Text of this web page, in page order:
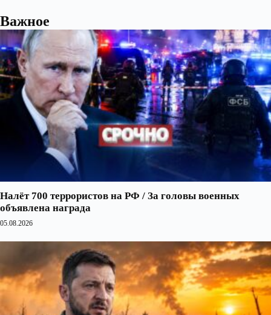
Важное
Налёт 700 террористов на РФ / За головы военных
объявлена награда
05.08.2026